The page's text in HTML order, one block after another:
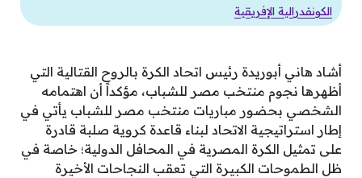
الكونفدرالية الإفريقية
أشاد هاني أبوريدة رئيس اتحاد الكرة بالروح القتالية التي
أظهرها نجوم منتخب مصر للشباب، مؤكداً أن اهتمامه
الشخصي بحضور مباريات منتخب مصر للشباب يأتي في
إطار استراتيجية الاتحاد لبناء قاعدة كروية صلبة قادرة
على تمثيل الكرة المصرية في المحافل الدولية؛ خاصة في
ظل الطموحات الكبيرة التي تعقب النجاحات الأخيرة